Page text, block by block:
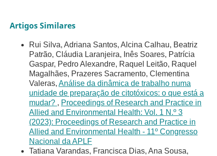
Artigos Similares
Rui Silva, Adriana Santos, Alcina Calhau, Beatriz
Patrão, Cláudia Laranjeira, Inês Soares, Patrícia
Gaspar, Pedro Alexandre, Raquel Leitão, Raquel
Magalhães, Prazeres Sacramento, Clementina
Valeras, Análise da dinâmica de trabalho numa
unidade de preparação de citotóxicos: o que está a
mudar? , Proceedings of Research and Practice in
Allied and Environmental Health: Vol. 1 N.º 3
(2023): Proceedings of Research and Practice in
Allied and Environmental Health - 11º Congresso
Nacional da APLF
Tatiana Varandas, Francisca Dias, Ana Sousa,